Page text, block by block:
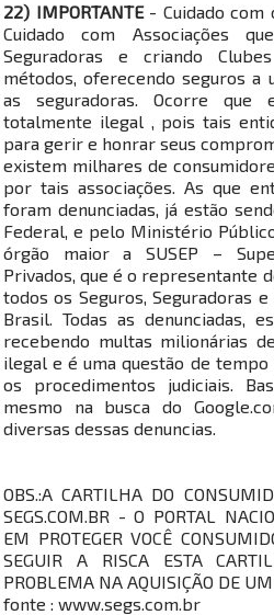
22) IMPORTANTE - Cuidado com
Cuidado com Associações
Seguradoras e criando
métodos, oferecendo seguros a
as seguradoras. Ocorre
totalmente ilegal , pois tais
para gerir e honrar seus
existem milhares de
por tais associações. As que
foram denunciadas, já estão
Federal, e pelo Ministério
órgão maior a SUSEP –
Privados, que é o representante
todos os Seguros, Seguradoras
Brasil. Todas as denunciadas,
recebendo multas milionárias
ilegal e é uma questão de
os procedimentos judiciais.
mesmo na busca do
diversas dessas denuncias.
OBS.:A CARTILHA DO
SEGS.COM.BR - O PORTAL
EM PROTEGER VOCÊ
SEGUIR A RISCA ESTA
PROBLEMA NA AQUISIÇÃO DE UM
fonte : www.segs.com.br